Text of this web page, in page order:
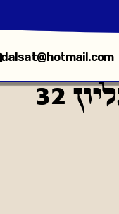
dalsat@hotmail.com
32